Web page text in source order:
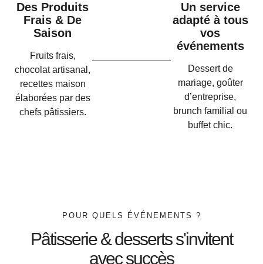
Des Produits
Frais & De
Saison
Fruits frais,
chocolat artisanal,
recettes maison
élaborées par des
chefs pâtissiers.
Un service
adapté à tous
vos
événements
Dessert de
mariage, goûter
d’entreprise,
brunch familial ou
buffet chic.
POUR QUELS ÉVÉNEMENTS ?
Pâtisserie & desserts s'invitent
avec succès